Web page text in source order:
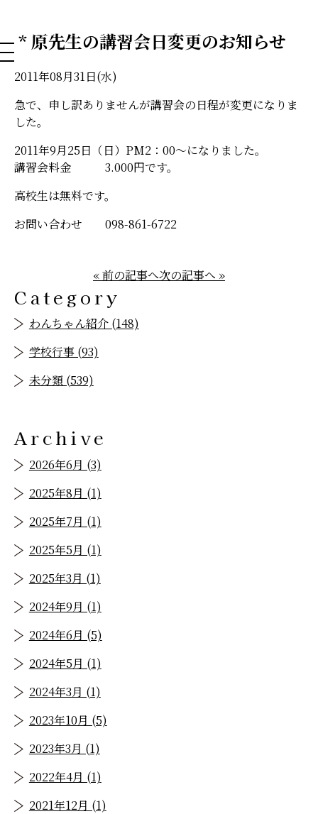
NAHA DOG GROOMING SCHOOL
* 原先生の講習会日変更のお知らせ
2011年08月31日(水)
急で、申し訳ありませんが講習会の日程が変更になりま
した。
2011年9月25日（日）PM2：00～になりました。
講習会料金 3.000円です。
高校生は無料です。
お問い合わせ 098-861-6722
« 前の記事へ次の記事へ »
Category
わんちゃん紹介 (148)
学校行事 (93)
未分類 (539)
Archive
2026年6月 (3)
2025年8月 (1)
2025年7月 (1)
2025年5月 (1)
2025年3月 (1)
2024年9月 (1)
2024年6月 (5)
2024年5月 (1)
2024年3月 (1)
2023年10月 (5)
2023年3月 (1)
2022年4月 (1)
2021年12月 (1)